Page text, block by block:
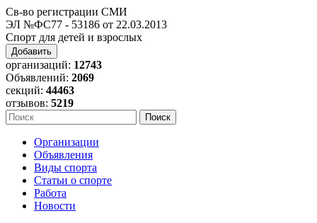
Св-во регистрации СМИ
ЭЛ №ФС77 - 53186 от 22.03.2013
Спорт для детей и взрослых
Добавить
организаций: 12743
Объявлений: 2069
секций: 44463
отзывов: 5219
Организации
Объявления
Виды спорта
Статьи о спорте
Работа
Новости